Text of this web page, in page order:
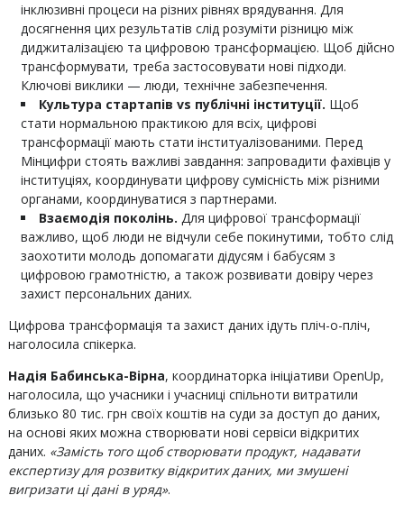
інклюзивні процеси на різних рівнях врядування. Для
досягнення цих результатів слід розуміти різницю між
диджиталізацією та цифровою трансформацією. Щоб дійсно
трансформувати, треба застосовувати нові підходи.
Ключові виклики — люди, технічне забезпечення.
Культура стартапів vs публічні інституції. Щоб
стати нормальною практикою для всіх, цифрові
трансформації мають стати інституалізованими. Перед
Мінцифри стоять важливі завдання: запровадити фахівців у
інституціях, координувати цифрову сумісність між різними
органами, координуватися з партнерами.
Взаємодія поколінь. Для цифрової трансформації
важливо, щоб люди не відчули себе покинутими, тобто слід
заохотити молодь допомагати дідусям і бабусям з
цифровою грамотністю, а також розвивати довіру через
захист персональних даних.
Цифрова трансформація та захист даних ідуть пліч-о-пліч,
наголосила спікерка.
Надія Бабинська-Вірна, координаторка ініціативи OpenUp,
наголосила, що учасники і учасниці спільноти витратили
близько 80 тис. грн своїх коштів на суди за доступ до даних,
на основі яких можна створювати нові сервіси відкритих
даних. «Замість того щоб створювати продукт, надавати
експертизу для розвитку відкритих даних, ми змушені
вигризати ці дані в уряд».